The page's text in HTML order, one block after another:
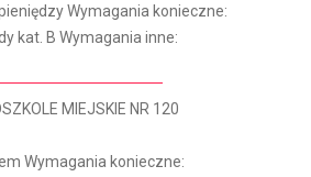
Wymagania konieczne:
kat. B Wymagania inne:
MIEJSKIE NR 120
Wymagania konieczne: